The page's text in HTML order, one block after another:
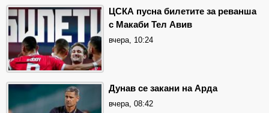
ЦСКА пусна билетите за реванша
с Макаби Тел Авив
вчера, 10:24
Дунав се закани на Арда
вчера, 08:42